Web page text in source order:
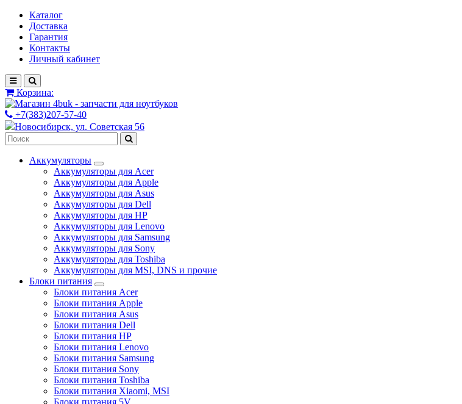
Каталог
Доставка
Гарантия
Контакты
Личный кабинет
Корзина:
+7(383)207-57-40
Новосибирск, ул. Советская 56
Аккумуляторы
Аккумуляторы для Acer
Аккумуляторы для Apple
Аккумуляторы для Asus
Аккумуляторы для Dell
Аккумуляторы для HP
Аккумуляторы для Lenovo
Аккумуляторы для Samsung
Аккумуляторы для Sony
Аккумуляторы для Toshiba
Аккумуляторы для MSI, DNS и прочие
Блоки питания
Блоки питания Acer
Блоки питания Apple
Блоки питания Asus
Блоки питания Dell
Блоки питания HP
Блоки питания Lenovo
Блоки питания Samsung
Блоки питания Sony
Блоки питания Toshiba
Блоки питания Xiaomi, MSI
Блоки питания 5V